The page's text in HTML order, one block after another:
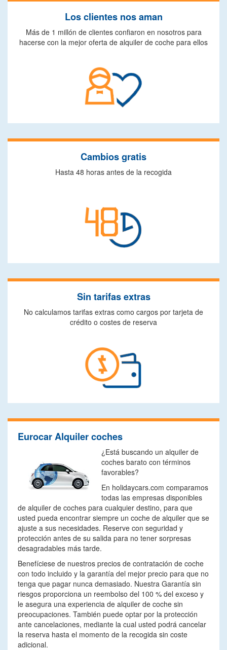
Los clientes nos aman
Más de 1 millón de clientes confiaron en nosotros para
hacerse con la mejor oferta de alquiler de coche para ellos
Cambios gratis
Hasta 48 horas antes de la recogida
Sin tarifas extras
No calculamos tarifas extras como cargos por tarjeta de
crédito o costes de reserva
Eurocar Alquiler coches
¿Está buscando un alquiler de
coches barato con términos
favorables?
En holidaycars.com comparamos
todas las empresas disponibles
de alquiler de coches para cualquier destino, para que
usted pueda encontrar siempre un coche de alquiler que se
ajuste a sus necesidades. Reserve con seguridad y
protección antes de su salida para no tener sorpresas
desagradables más tarde.
Benefíciese de nuestros precios de contratación de coche
con todo incluido y la garantía del mejor precio para que no
tenga que pagar nunca demasiado. Nuestra Garantía sin
riesgos proporciona un reembolso del 100 % del exceso y
le asegura una experiencia de alquiler de coche sin
preocupaciones. También puede optar por la protección
ante cancelaciones, mediante la cual usted podrá cancelar
la reserva hasta el momento de la recogida sin coste
adicional.